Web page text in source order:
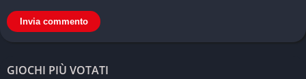
GIOCHI PIÙ VOTATI